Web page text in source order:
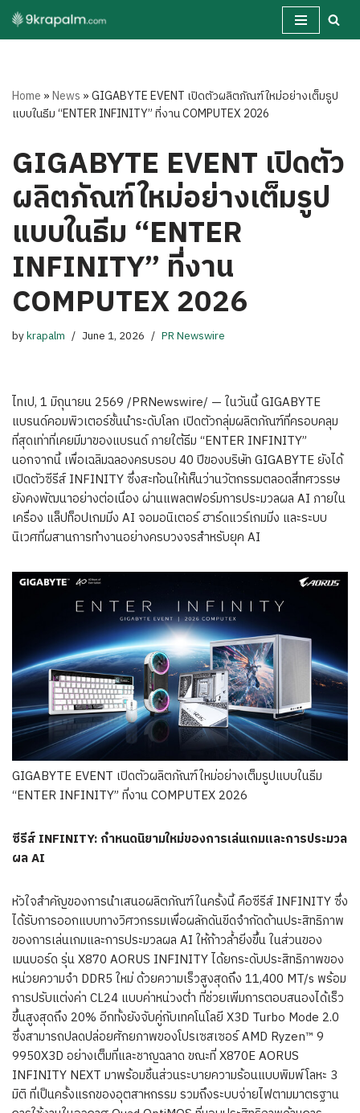
Skip
Home »News »GIGABYTE EVENT เปิดตัวผลิตภัณฑ์ใหม่อย่างเต็มรูป
แบบในธีม “ENTER INFINITY” ที่งาน COMPUTEX 2026
GIGABYTE EVENT เปิดตัว
ผลิตภัณฑ์ใหม่อย่างเต็มรูป
แบบในธีม “ENTER
INFINITY” ที่งาน
COMPUTEX 2026
bykrapalm June 1, 2026 PR Newswire
ไทเป, 1 มิถุนายน 2569 /PRNewswire/ — ในวันนี้ GIGABYTE
แบรนด์คอมพิวเตอร์ชั้นนำระดับโลก เปิดตัวกลุ่มผลิตภัณฑ์ที่ครอบคลุม
ที่สุดเท่าที่เคยมีมาของแบรนด์ ภายใต้ธีม “ENTER INFINITY”
นอกจากนี้ เพื่อเฉลิมฉลองครบรอบ 40 ปีของบริษัท GIGABYTE ยังได้
เปิดตัวซีรีส์ INFINITY ซึ่งสะท้อนให้เห็นว่านวัตกรรมตลอดสี่ทศวรรษ
ยังคงพัฒนาอย่างต่อเนื่อง ผ่านแพลตฟอร์มการประมวลผล AI ภายใน
เครื่อง แล็ปท็อปเกมมิ่ง AI จอมอนิเตอร์ ฮาร์ดแวร์เกมมิ่ง และระบบ
นิเวศที่ผสานการทำงานอย่างครบวงจรสำหรับยุค AI
GIGABYTE EVENT เปิดตัวผลิตภัณฑ์ใหม่อย่างเต็มรูปแบบในธีม
“ENTER INFINITY” ที่งาน COMPUTEX 2026
ซีรีส์ INFINITY:กำหนดนิยามใหม่ของการเล่นเกมและการประมวล
ผลAI
หัวใจสำคัญของการนำเสนอผลิตภัณฑ์ในครั้งนี้ คือซีรีส์ INFINITY ซึ่ง
ได้รับการออกแบบทางวิศวกรรมเพื่อผลักดันขีดจำกัดด้านประสิทธิภาพ
ของการเล่นเกมและการประมวลผล AI ให้ก้าวล้ำยิ่งขึ้น ในส่วนของ
เมนบอร์ด รุ่น X870 AORUS INFINITY ได้ยกระดับประสิทธิภาพของ
หน่วยความจำ DDR5 ใหม่ ด้วยความเร็วสูงสุดถึง 11,400 MT/s พร้อม
การปรับแต่งค่า CL24 แบบค่าหน่วงต่ำ ที่ช่วยเพิ่มการตอบสนองได้เร็ว
ขึ้นสูงสุดถึง 20% อีกทั้งยังจับคู่กับเทคโนโลยี X3D Turbo Mode 2.0
ซึ่งสามารถปลดปล่อยศักยภาพของโปรเซสเซอร์ AMD Ryzen™ 9
9950X3D อย่างเต็มที่และชาญฉลาด ขณะที่ X870E AORUS
INFINITY NEXT มาพร้อมชิ้นส่วนระบายความร้อนแบบพิมพ์โลหะ 3
มิติ ที่เป็นครั้งแรกของอุตสาหกรรม รวมถึงระบบจ่ายไฟตามมาตรฐาน